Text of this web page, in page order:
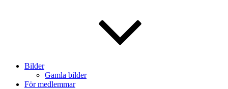
Bilder
Gamla bilder
För medlemmar